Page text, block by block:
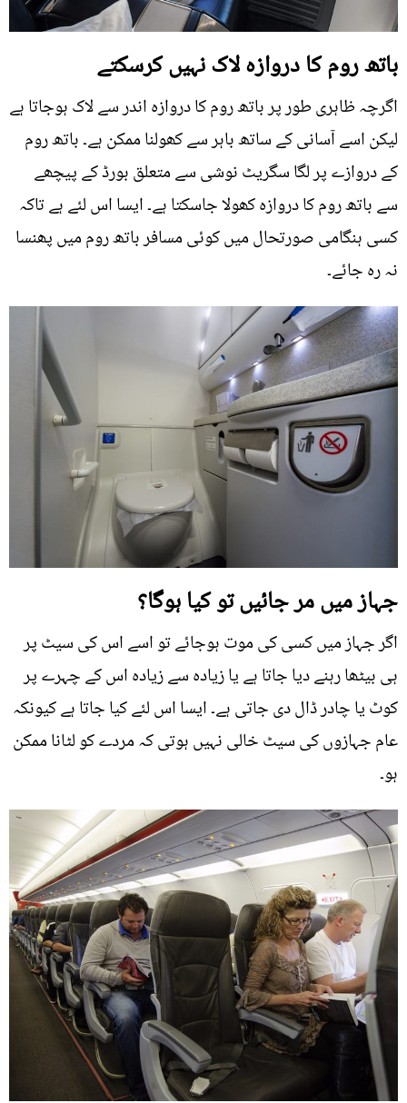
باتھ روم کا دروازہ لاک نہیں کرسکتے
اگرچہ ظاہری طور پر باتھ روم کا دروازہ اندر سے لاک ہوجاتا ہے
لیکن اسے آسانی کے ساتھ باہر سے کھولنا ممکن ہے۔ باتھ روم
کے دروازے پر لگا سگریٹ نوشی سے متعلق بورڈ کے پیچھے
سے باتھ روم کا دروازہ کھولا جاسکتا ہے۔ ایسا اس لئے ہے تاکہ
کسی ہنگامی صورتحال میں کوئی مسافر باتھ روم میں پھنسا
نہ رہ جائے۔
جہاز میں مر جائیں تو کیا ہوگا؟
اگر جہاز میں کسی کی موت ہوجائے تو اسے اس کی سیٹ پر
ہی بیٹھا رہنے دیا جاتا ہے یا زیادہ سے زیادہ اس کے چہرے پر
کوٹ یا چادر ڈال دی جاتی ہے۔ ایسا اس لئے کیا جاتا ہے کیونکہ
عام جہازوں کی سیٹ خالی نہیں ہوتی کہ مردے کو لٹانا ممکن
ہو۔